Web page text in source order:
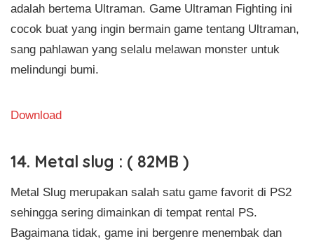
adalah bertema Ultraman. Game Ultraman Fighting ini
cocok buat yang ingin bermain game tentang Ultraman,
sang pahlawan yang selalu melawan monster untuk
melindungi bumi.
Download
14. Metal slug : ( 82MB )
Metal Slug merupakan salah satu game favorit di PS2
sehingga sering dimainkan di tempat rental PS.
Bagaimana tidak, game ini bergenre menembak dan